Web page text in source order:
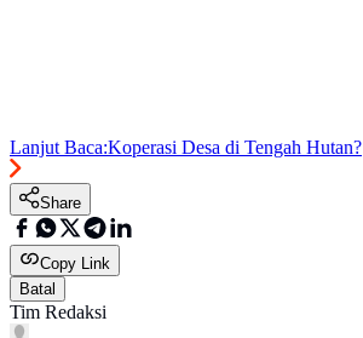
Lanjut Baca:Koperasi Desa di Tengah Hutan?
Share
Copy Link
Batal
Tim Redaksi